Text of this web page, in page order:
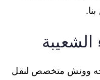
وونش متخصص لنقل